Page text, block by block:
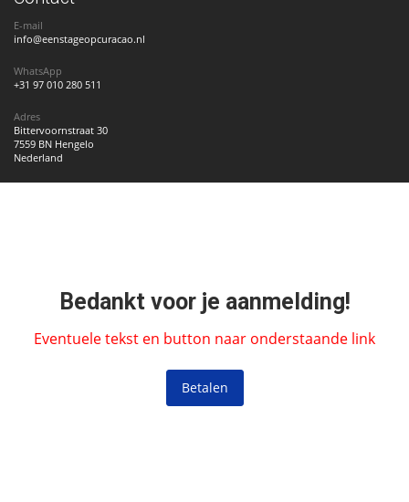
E-mail
info@eenstageopcuracao.nl
WhatsApp
+31 97 010 280 511
Adres
Bittervoornstraat 30
7559 BN Hengelo
Nederland
Bedankt voor je aanmelding!
Eventuele tekst en button naar onderstaande link
Betalen